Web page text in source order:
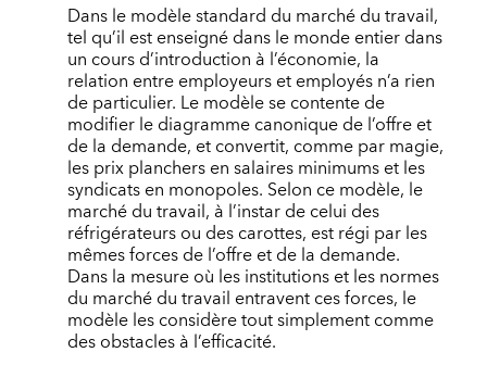
Dans le modèle standard du marché du travail,
tel qu’il est enseigné dans le monde entier dans
un cours d’introduction à l’économie, la
relation entre employeurs et employés n’a rien
de particulier. Le modèle se contente de
modifier le diagramme canonique de l’offre et
de la demande, et convertit, comme par magie,
les prix planchers en salaires minimums et les
syndicats en monopoles. Selon ce modèle, le
marché du travail, à l’instar de celui des
réfrigérateurs ou des carottes, est régi par les
mêmes forces de l’offre et de la demande.
Dans la mesure où les institutions et les normes
du marché du travail entravent ces forces, le
modèle les considère tout simplement comme
des obstacles à l’efficacité.